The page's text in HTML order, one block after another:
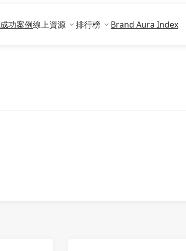
成功案例線上資源 排行榜 Brand Aura Index